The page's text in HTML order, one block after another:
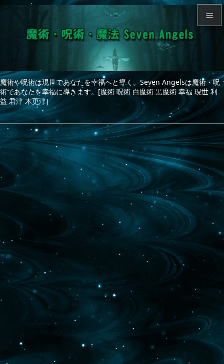
魔術や呪術は現世であなたを幸福へと導く。Seven Angelsは魔術・呪
術であなたを幸福に導きます。[魔術 呪術 白魔術 黒魔術 幸福 現世 利
益 君津 木更津]

サイド


次へ
